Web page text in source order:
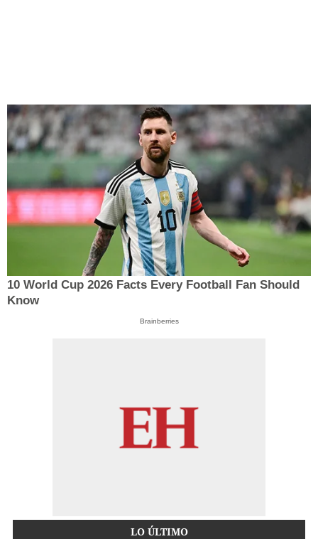
10 World Cup 2026 Facts Every Football Fan Should
Know
Brainberries
LO ÚLTIMO